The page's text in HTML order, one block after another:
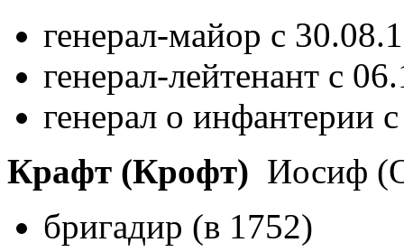
генерал-майор с
генерал-лейтенант с
генерал о инфантерии
Крафт (Крофт) Иосиф
бригадир (в 1752)